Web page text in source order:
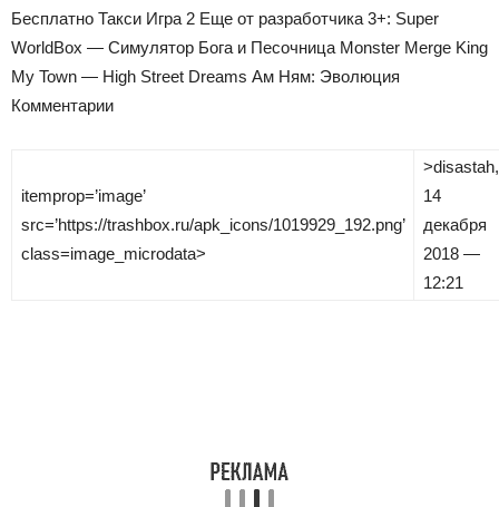
Бесплатно Такси Игрa 2 Еще от разработчика 3+: Super
WorldBox — Симулятор Бога и Песочница Monster Merge King
My Town — High Street Dreams Ам Ням: Эволюция
Комментарии
itemprop=’image’
src=’https://trashbox.ru/apk_icons/1019929_192.png’
class=image_microdata>
>disastah,
14
декабря
2018 —
12:21